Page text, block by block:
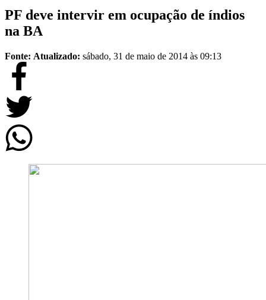
PF deve intervir em ocupação de índios
na BA
Fonte: Atualizado: sábado, 31 de maio de 2014 às 09:13